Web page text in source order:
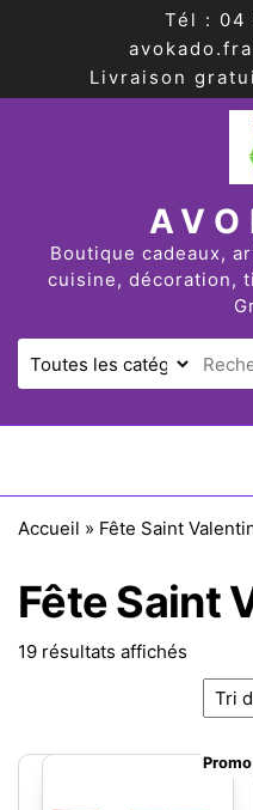
Tél : 04
Livraison
Boutique cadeaux,
cuisine, décoration,
Accueil » Fête Saint
Fête Saint
19 résultats affichés Trié
Promo